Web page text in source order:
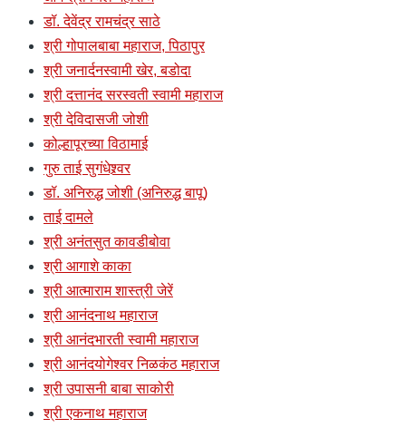
डॉ. देवेंद्र रामचंद्र साठे
श्री गोपालबाबा महाराज, पिठापुर
श्री जनार्दनस्वामी खेर, बडोदा
श्री दत्तानंद सरस्वती स्वामी महाराज
श्री देविदासजी जोशी
कोल्हापूरच्या विठामाई
गुरु ताई सुगंधेश्र्वर
डॉ. अनिरुद्ध जोशी (अनिरुद्ध बापू)
ताई दामले
श्री अनंतसुत कावडीबोवा
श्री आगाशे काका
श्री आत्माराम शास्त्री जेरें
श्री आनंदनाथ महाराज
श्री आनंदभारती स्वामी महाराज
श्री आनंदयोगेश्वर निळकंठ महाराज
श्री उपासनी बाबा साकोरी
श्री एकनाथ महाराज